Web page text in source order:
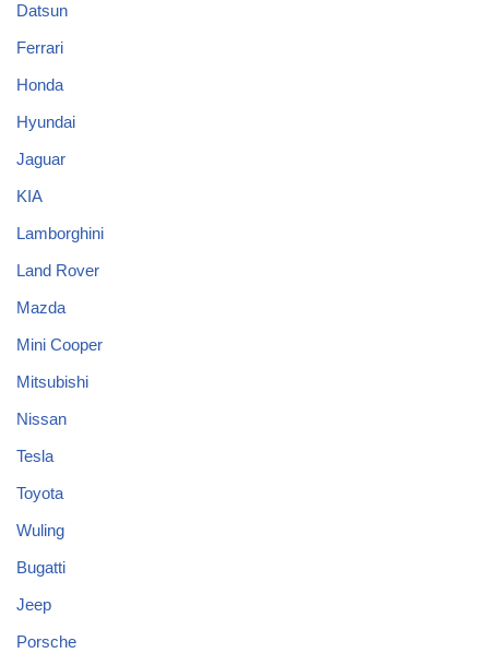
Datsun
Ferrari
Honda
Hyundai
Jaguar
KIA
Lamborghini
Land Rover
Mazda
Mini Cooper
Mitsubishi
Nissan
Tesla
Toyota
Wuling
Bugatti
Jeep
Porsche